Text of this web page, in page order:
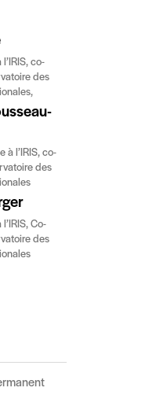
co-
des
à l’IRIS, co-
des
Co-
des